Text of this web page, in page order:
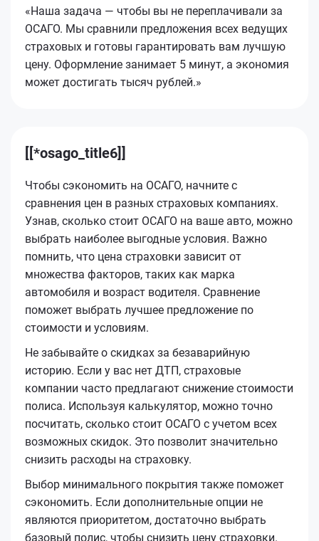
«Наша задача — чтобы вы не переплачивали за
ОСАГО. Мы сравнили предложения всех ведущих
страховых и готовы гарантировать вам лучшую
цену. Оформление занимает 5 минут, а экономия
может достигать тысяч рублей.»
[[*osago_title6]]
Чтобы сэкономить на ОСАГО, начните с
сравнения цен в разных страховых компаниях.
Узнав, сколько стоит ОСАГО на ваше авто, можно
выбрать наиболее выгодные условия. Важно
помнить, что цена страховки зависит от
множества факторов, таких как марка
автомобиля и возраст водителя. Сравнение
поможет выбрать лучшее предложение по
стоимости и условиям.
Не забывайте о скидках за безаварийную
историю. Если у вас нет ДТП, страховые
компании часто предлагают снижение стоимости
полиса. Используя калькулятор, можно точно
посчитать, сколько стоит ОСАГО с учетом всех
возможных скидок. Это позволит значительно
снизить расходы на страховку.
Выбор минимального покрытия также поможет
сэкономить. Если дополнительные опции не
являются приоритетом, достаточно выбрать
базовый полис, чтобы снизить цену страховки.